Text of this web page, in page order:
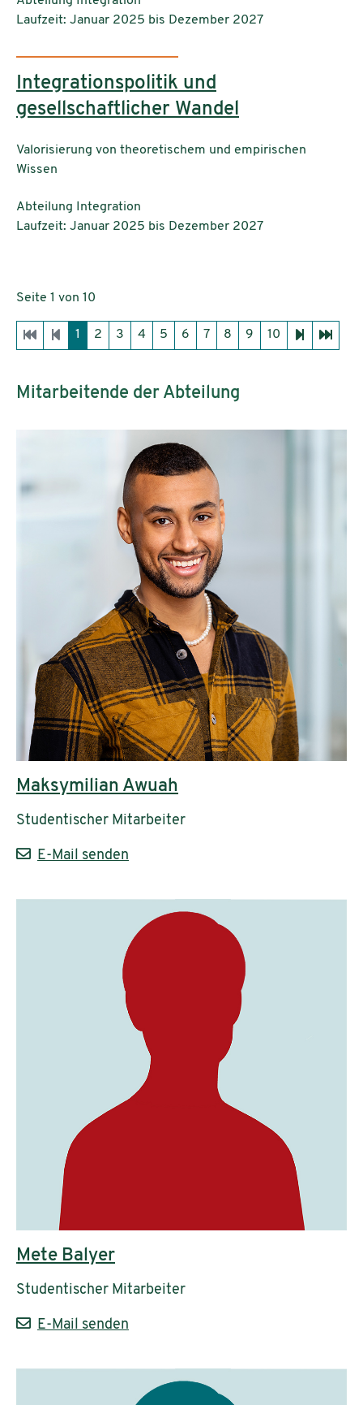
Laufzeit: Januar 2025 bis Dezember 2027
Integrationspolitik und
gesellschaftlicher Wandel
Valorisierung von theoretischem und empirischen
Wissen
Einrichtungen:
Abteilung Integration
Laufzeit: Januar 2025 bis Dezember 2027
Seite 1 von 10
1 2 3 4 5 6 7 8 9 10
Mitarbeitende der Abteilung
Maksymilian Awuah
Studentischer Mitarbeiter
E-Mail senden
Mete Balyer
Studentischer Mitarbeiter
E-Mail senden